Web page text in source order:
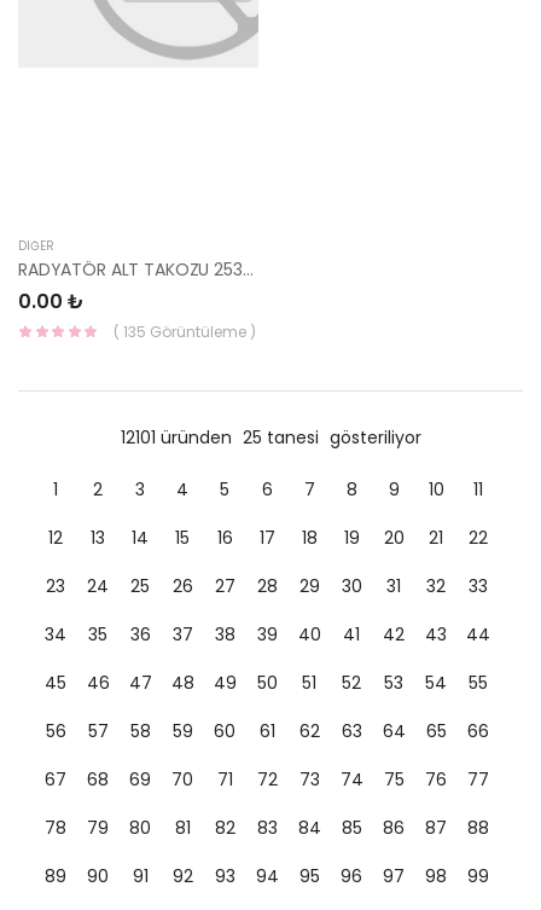
DIĞER
RADYATÖR ALT TAKOZU 25336-2P000-HMC
0.00 ₺
( 135 Görüntüleme )
12101 üründen 25 tanesi gösteriliyor
1 2 3 4 5 6 7 8 9 10
11
12
13 14 15 16 17 18 19 20 21
22
23
24 25 26 27 28 29 30 31 32
33
34
35 36 37 38 39 40 41 42 43
44
45
46 47 48 49 50 51 52 53 54
55
56
57 58 59 60 61 62 63 64 65
66
67
68 69 70 71 72 73 74 75 76
77
78
79 80 81 82 83 84 85 86 87
88
89
90 91 92 93 94 95 96 97 98
99